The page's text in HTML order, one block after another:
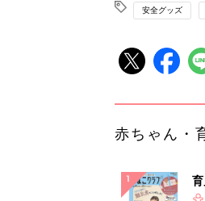
安全グッズ
赤ちゃん・